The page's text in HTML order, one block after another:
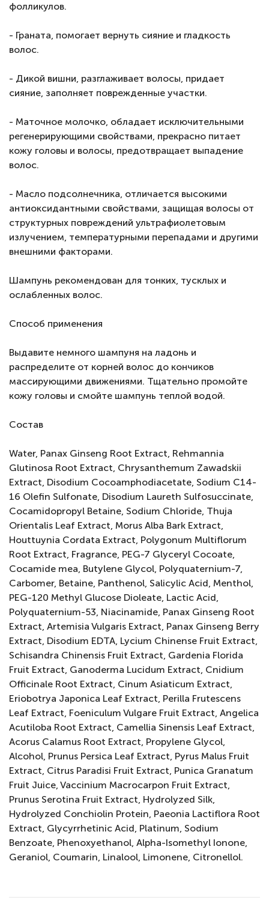
фолликулов.
- Граната, помогает вернуть сияние и гладкость
волос.
- Дикой вишни, разглаживает волосы, придает
сияние, заполняет поврежденные участки.
- Маточное молочко, обладает исключительными
регенерирующими свойствами, прекрасно питает
кожу головы и волосы, предотвращает выпадение
волос.
- Масло подсолнечника, отличается высокими
антиоксидантными свойствами, защищая волосы от
структурных повреждений ультрафиолетовым
излучением, температурными перепадами и другими
внешними факторами.
Шампунь рекомендован для тонких, тусклых и
ослабленных волос.
Способ применения
Выдавите немного шампуня на ладонь и
распределите от корней волос до кончиков
массирующими движениями. Тщательно промойте
кожу головы и смойте шампунь теплой водой.
Состав
Water, Panax Ginseng Root Extract, Rehmannia
Glutinosa Root Extract, Chrysanthemum Zawadskii
Extract, Disodium Cocoamphodiacetate, Sodium C14-
16 Olefin Sulfonate, Disodium Laureth Sulfosuccinate,
Cocamidopropyl Betaine, Sodium Chloride, Thuja
Orientalis Leaf Extract, Morus Alba Bark Extract,
Houttuynia Cordata Extract, Polygonum Multiflorum
Root Extract, Fragrance, PEG-7 Glyceryl Cocoate,
Cocamide mea, Butylene Glycol, Polyquaternium-7,
Carbomer, Betaine, Panthenol, Salicylic Acid, Menthol,
PEG-120 Methyl Glucose Dioleate, Lactic Acid,
Polyquaternium-53, Niacinamide, Panax Ginseng Root
Extract, Artemisia Vulgaris Extract, Panax Ginseng Berry
Extract, Disodium EDTA, Lycium Chinense Fruit Extract,
Schisandra Chinensis Fruit Extract, Gardenia Florida
Fruit Extract, Ganoderma Lucidum Extract, Cnidium
Officinale Root Extract, Cinum Asiaticum Extract,
Eriobotrya Japonica Leaf Extract, Perilla Frutescens
Leaf Extract, Foeniculum Vulgare Fruit Extract, Angelica
Acutiloba Root Extract, Camellia Sinensis Leaf Extract,
Acorus Calamus Root Extract, Propylene Glycol,
Alcohol, Prunus Persica Leaf Extract, Pyrus Malus Fruit
Extract, Citrus Paradisi Fruit Extract, Punica Granatum
Fruit Juice, Vaccinium Macrocarpon Fruit Extract,
Prunus Serotina Fruit Extract, Hydrolyzed Silk,
Hydrolyzed Conchiolin Protein, Paeonia Lactiflora Root
Extract, Glycyrrhetinic Acid, Platinum, Sodium
Benzoate, Phenoxyethanol, Alpha-Isomethyl Ionone,
Geraniol, Coumarin, Linalool, Limonene, Citronellol.